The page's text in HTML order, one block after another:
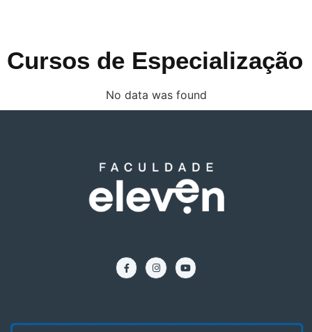
Cursos de Especialização
No data was found